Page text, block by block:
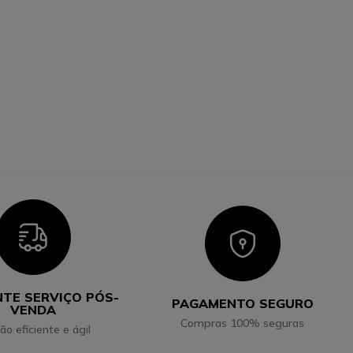
Icon
SERVIÇO PÓS-
VENDA
eficiente e ágil
Icon
PAGAMENTO SEGURO
Compras 100% seguras